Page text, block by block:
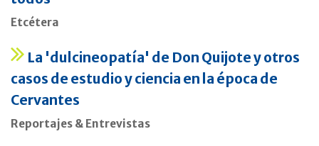
Etcétera
La 'dulcineopatía' de Don Quijote y otros
casos de estudio y ciencia en la época de
Cervantes
Reportajes & Entrevistas